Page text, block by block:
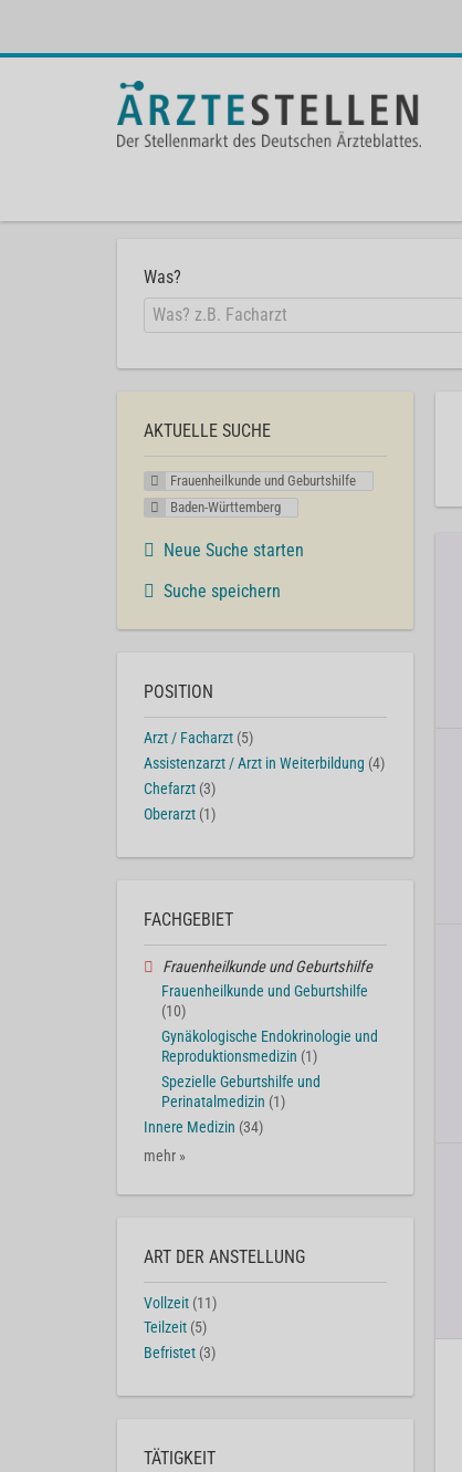
Was?
AKTUELLE SUCHE
Frauenheilkunde und Geburtshilfe
Baden-Württemberg
Neue Suche starten
Suche speichern
POSITION
Arzt / Facharzt (5)
Assistenzarzt / Arzt in Weiterbildung (4)
Chefarzt (3)
Oberarzt (1)
FACHGEBIET
Frauenheilkunde und Geburtshilfe
Frauenheilkunde und Geburtshilfe
(10)
Gynäkologische Endokrinologie und
Reproduktionsmedizin (1)
Spezielle Geburtshilfe und
Perinatalmedizin (1)
Innere Medizin (34)
mehr »
ART DER ANSTELLUNG
Vollzeit (11)
Teilzeit (5)
Befristet (3)
TÄTIGKEIT